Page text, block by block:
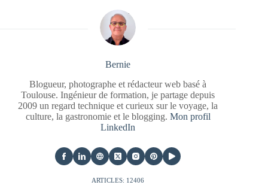
Bernie
Blogueur, photographe et rédacteur web basé à
Toulouse. Ingénieur de formation, je partage depuis
2009 un regard technique et curieux sur le voyage, la
culture, la gastronomie et le blogging. Mon profil
LinkedIn
ARTICLES: 12406